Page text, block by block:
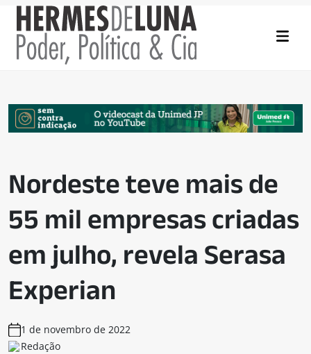
Nordeste teve mais de
55 mil empresas criadas
em julho, revela Serasa
Experian
1 de novembro de 2022
Redação